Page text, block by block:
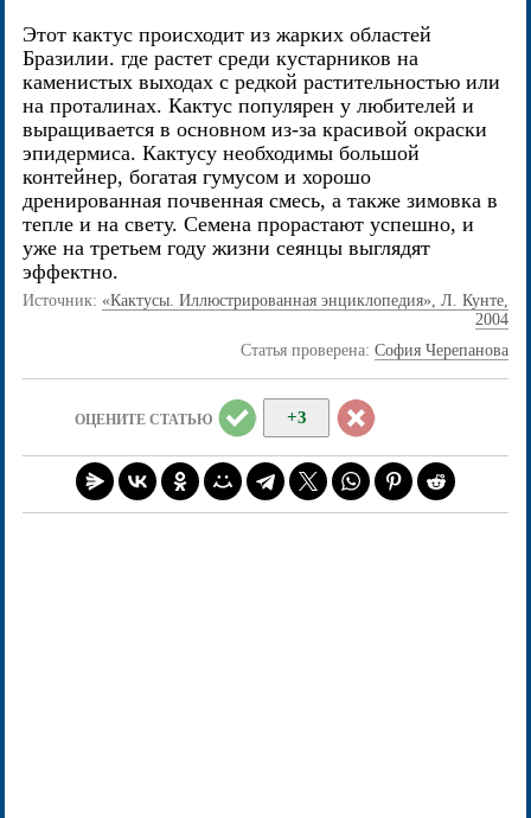
Этот кактус происходит из жарких областей
Бразилии. где растет среди кустарников на
каменистых выходах с редкой растительностью или
на проталинах. Кактус популярен у любителей и
выращивается в основном из-за красивой окраски
эпидермиса. Кактусу необходимы большой
контейнер, богатая гумусом и хорошо
дренированная почвенная смесь, а также зимовка в
тепле и на свету. Семена прорастают успешно, и
уже на третьем году жизни сеянцы выглядят
эффектно.
Источник: «Кактусы. Иллюстрированная энциклопедия», Л. Кунте,
2004
Статья проверена: София Черепанова
ОЦЕНИТЕ СТАТЬЮ +3